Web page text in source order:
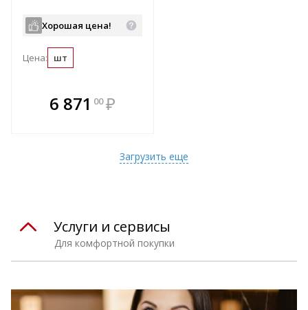
Хорошая цена!
Цена: шт
6 871 00 ₽
Загрузить еще
Для комфортной покупки
Услуги и сервисы